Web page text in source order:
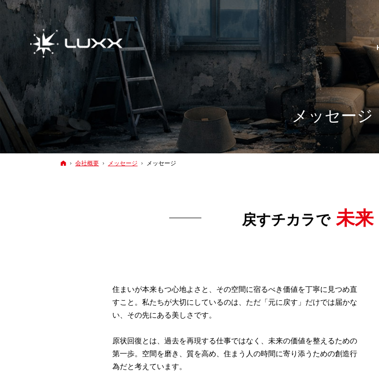
メッセージ
ホーム
会社概要 メッセージ メッセージ
戻すチカラで 未来
住まいが本来もつ心地よさと、その空間に宿るべき価値を丁寧に見つめ直
すこと。私たちが大切にしているのは、ただ「元に戻す」だけでは届かな
い、その先にある美しさです。
原状回復とは、過去を再現する仕事ではなく、未来の価値を整えるための
第一歩。空間を磨き、質を高め、住まう人の時間に寄り添うための創造行
為だと考えています。